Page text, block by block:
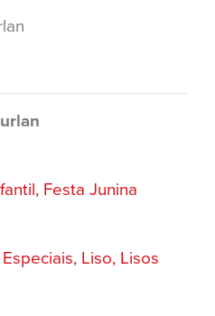
Festa Junina
Liso, Lisos